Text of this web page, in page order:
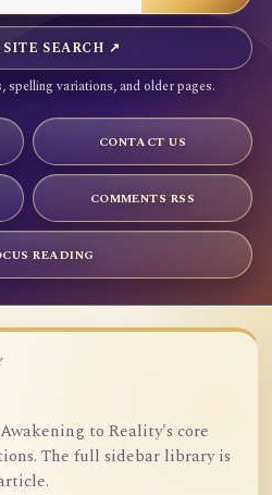
SITE SEARCH ↗
variations, and older pages.
CONTACT US
COMMENTS RSS
READING
to Reality's core
The full sidebar library is